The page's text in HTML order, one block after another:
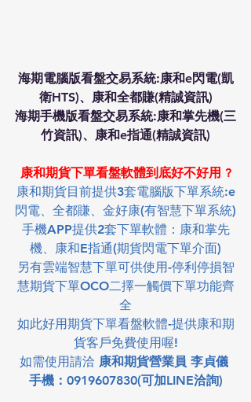
海期電腦版看盤交易系統:康和e閃電(凱
衛HTS)、康和全都賺(精誠資訊)
海期手機版看盤交易系統:康和掌先機(三
竹資訊)、康和e指通(精誠資訊)
康和期貨下單看盤軟體到底好不好用 ?
康和期貨目前提供3套電腦版下單系統:e
閃電、全都賺、金好康(有智慧下單系統)
手機APP提供2套下單軟體：康和掌先
機、康和E指通(期貨閃電下單介面)
另有雲端智慧下單可供使用-停利停損智
慧期貨下單OCO二擇一觸價下單功能齊
全
如此好用期貨下單看盤軟體-提供康和期
貨客戶免費使用喔!
如需使用請洽 康和期貨營業員 李貞儀
手機：0919607830(可加LINE洽詢)